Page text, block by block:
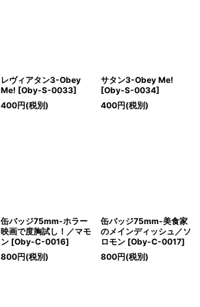
レヴィアタン3-Obey
Me! [Oby-S-0033]
400円(税別)
サタン3-Obey Me!
[Oby-S-0034]
400円(税別)
缶バッジ75mm-ホラー
映画で度胸試し！／マモ
ン [Oby-C-0016]
800円(税別)
缶バッジ75mm-美食家
のメインディッシュ／ソ
ロモン [Oby-C-0017]
800円(税別)